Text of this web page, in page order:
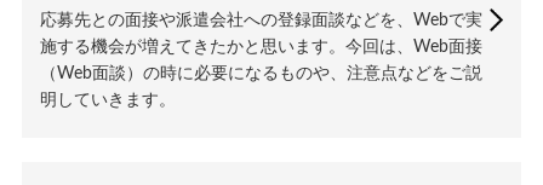
応募先との面接や派遣会社への登録面談などを、Webで実
施する機会が増えてきたかと思います。今回は、Web面接
（Web面談）の時に必要になるものや、注意点などをご説
明していきます。